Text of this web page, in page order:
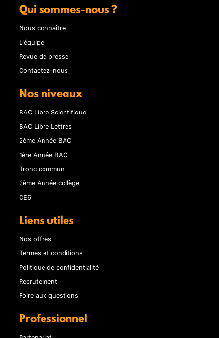
Qui sommes-nous ?
Nous connaître
L'équipe
Revue de presse
Contactez-nous
Nos niveaux
BAC Libre Scientifique
BAC Libre Lettres
2ème Année BAC
1ère Année BAC
Tronc commun
3ème Année collège
CE6
Liens utiles
Nos offres
Termes et conditions
Politique de confidentialité
Recrutement
Foire aux questions
Professionnel